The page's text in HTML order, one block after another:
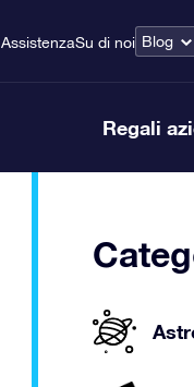
AssistenzaSu di noi Blog
Regali